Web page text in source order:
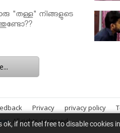
നിങ്ങളുടെ
Privacy privacy policy
. All rights reserved.
ok, if not feel free to disable cookies